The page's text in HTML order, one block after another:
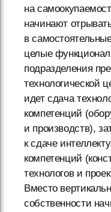
на
начинают
в
целые
подразделения
технологической
идет сдача
компетенций
и производств),
к сдаче
компетенций
технологов и
Вместо
собственности